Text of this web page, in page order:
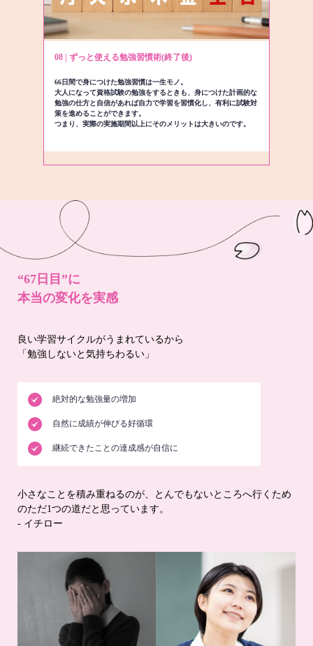
08 | ずっと使える勉強習慣術(終了後)
66日間で身につけた勉強習慣は一生モノ。
大人になって資格試験の勉強をするときも、身につけた計画的な
勉強の仕方と自信があれば自力で学習を習慣化し、有利に試験対
策を進めることができます。
つまり、実際の実施期間以上にそのメリットは大きいのです。
“67日目”に
本当の変化を実感
良い学習サイクルがうまれているから
「勉強しないと気持ちわるい」
絶対的な勉強量の増加
自然に成績が伸びる好循環
継続できたことの達成感が自信に
小さなことを積み重ねるのが、とんでもないところへ行くため
のただ1つの道だと思っています。
- イチロー